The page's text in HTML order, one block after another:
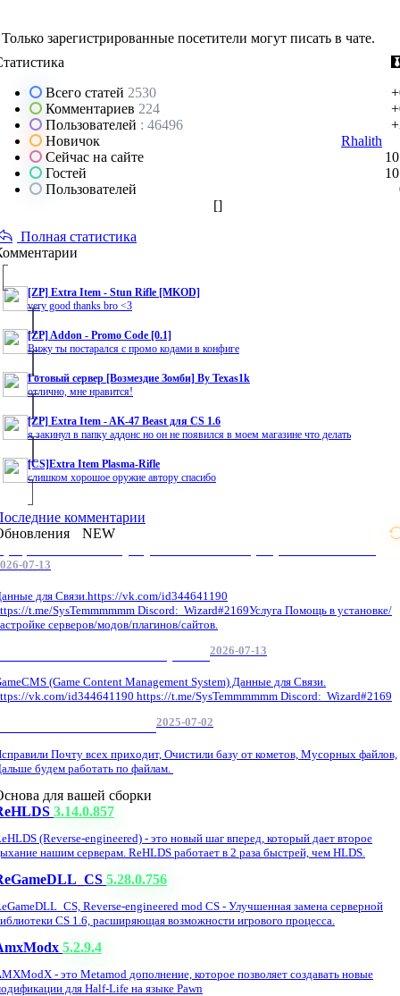
Только зарегистрированные посетители могут писать в чате.
Всего статей 2530
Комментариев 224
Пользователей : 46496
Новичок
Rhalith
Сейчас на сайте
Гостей
Пользователей
[]
Полная статистика
[ZP] Extra Item - Stun Rifle [MKOD]
very good thanks bro <3
[ZP] Addon - Promo Code [0.1]
Вижу ты постарался с промо кодами в конфиге
Готовый сервер [Возмездие Зомби] By Texas1k
отлично, мне нравится!
[ZP] Extra Item - AK-47 Beast для CS 1.6
я закинул в папку аддонс но он не появился в моем магазине что делать
[CS]Extra Item Plasma-Rifle
слишком хорошое оружие автору спасибо
комментарии
NEW
07-13
для Связи.https://vk.com/id344641190
t.me/SysTemmmmmm Discord: Wizard#2169Услуга Помощь в установке/
серверов/модов/плагинов/сайтов.
2026-07-13
(Game Content Management System) Данные для Связи.
vk.com/id344641190 https://t.me/SysTemmmmmm Discord: Wizard#2169
2025-07-02
Почту всех приходит, Очистили базу от кометов, Мусорных файлов,
будем работать по файлам.
для вашей сборки
3.14.0.857
(Reverse-engineered) - это новый шаг вперед, который дает второе
нашим серверам. ReHLDS работает в 2 раза быстрей, чем HLDS.
5.28.0.756
Reverse-engineered mod CS - Улучшенная замена серверной
CS 1.6, расширяющая возможности игрового процесса.
5.2.9.4
- это Metamod дополнение, которое позволяет создавать новые
для Half-Life на языке Pawn